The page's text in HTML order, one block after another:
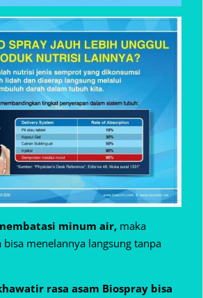
minum air, maka
bisa menelannya langsung tanpa
rasa asam Biospray bisa